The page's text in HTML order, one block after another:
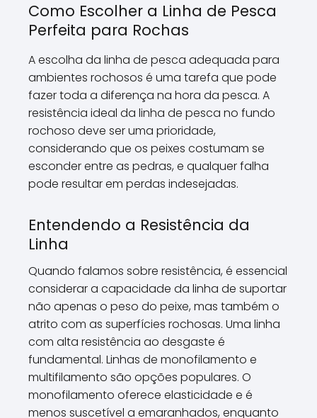
Como Escolher a Linha de Pesca
Perfeita para Rochas
A escolha da linha de pesca adequada para
ambientes rochosos é uma tarefa que pode
fazer toda a diferença na hora da pesca. A
resistência ideal da linha de pesca no fundo
rochoso deve ser uma prioridade,
considerando que os peixes costumam se
esconder entre as pedras, e qualquer falha
pode resultar em perdas indesejadas.
Entendendo a Resistência da
Linha
Quando falamos sobre resistência, é essencial
considerar a capacidade da linha de suportar
não apenas o peso do peixe, mas também o
atrito com as superfícies rochosas. Uma linha
com alta resistência ao desgaste é
fundamental. Linhas de monofilamento e
multifilamento são opções populares. O
monofilamento oferece elasticidade e é
menos suscetível a emaranhados, enquanto